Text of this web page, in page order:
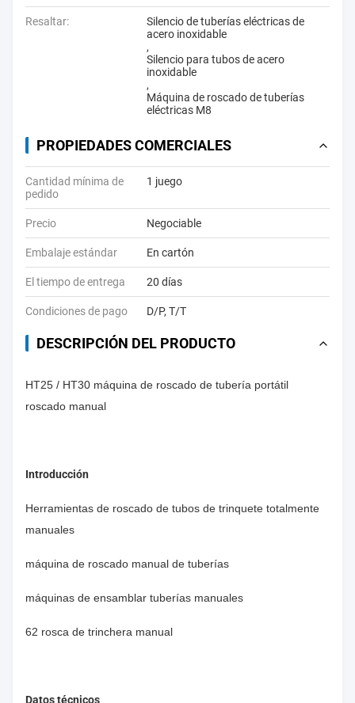
Resaltar:
Silencio de tuberías eléctricas de
acero inoxidable
,
Silencio para tubos de acero
inoxidable
,
Máquina de roscado de tuberías
eléctricas M8
PROPIEDADES COMERCIALES
Cantidad mínima de
pedido
1 juego
Precio Negociable
Embalaje estándar En cartón
El tiempo de entrega 20 días
Condiciones de pago D/P, T/T
DESCRIPCIÓN DEL PRODUCTO
HT25 / HT30 máquina de roscado de tubería portátil
roscado manual
Introducción
Herramientas de roscado de tubos de trinquete totalmente
manuales
máquina de roscado manual de tuberías
máquinas de ensamblar tuberías manuales
62 rosca de trinchera manual
Datos técnicos